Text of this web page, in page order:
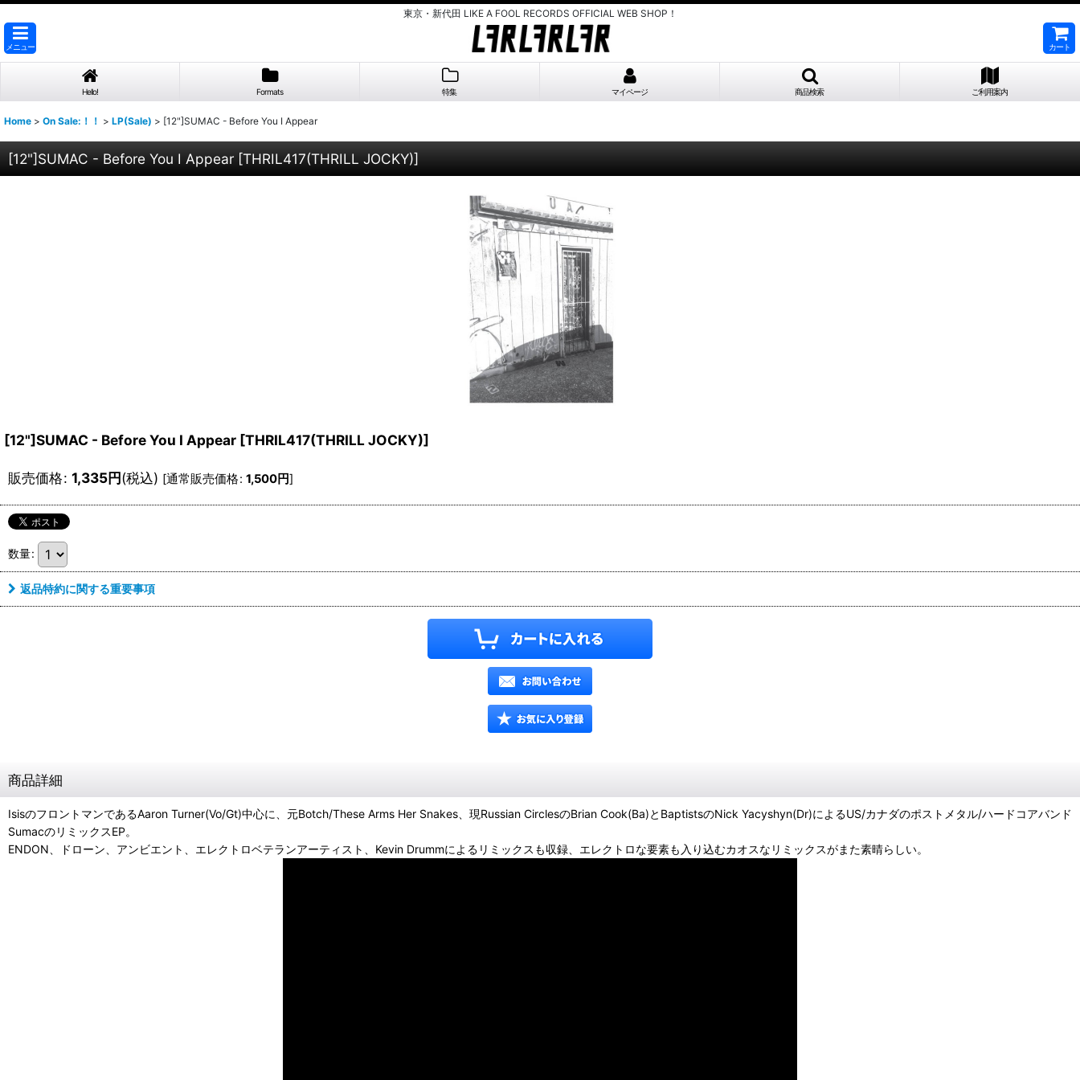
東京・新代田 LIKE A FOOL RECORDS OFFICIAL WEB SHOP！
メニュー カート
Hello! Formats 特集 マイページ 商品検索 ご利用案内
Home > On Sale:！！ > LP(Sale) > [12"]SUMAC - Before You I Appear
[12"]SUMAC - Before You I Appear [THRIL417(THRILL JOCKY)]
[12"]SUMAC - Before You I Appear [THRIL417(THRILL JOCKY)]
販売価格: 1,335円(税込) [通常販売価格: 1,500円]
数量:
返品特約に関する重要事項
商品詳細
IsisのフロントマンであるAaron Turner(Vo/Gt)中心に、元Botch/These Arms Her Snakes、現Russian CirclesのBrian Cook(Ba)とBaptistsのNick Yacyshyn(Dr)によるUS/カナダのポストメタル/ハードコアバンド
SumacのリミックスEP。
ENDON、ドローン、アンビエント、エレクトロベテランアーティスト、Kevin Drummによるリミックスも収録、エレクトロな要素も入り込むカオスなリミックスがまた素晴らしい。